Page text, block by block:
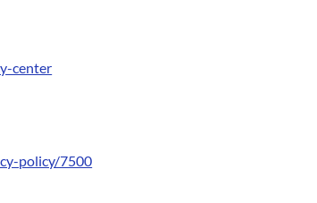
center
policy/7500